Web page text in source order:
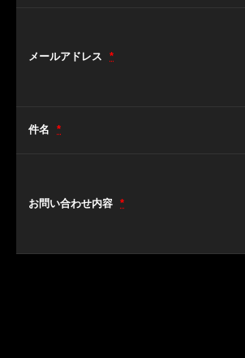
メールアドレス *
件名 *
お問い合わせ内容 *